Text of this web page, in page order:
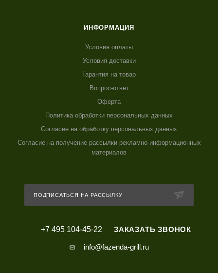
ИНФОРМАЦИЯ
Условия оплаты
Условия доставки
Гарантия на товар
Вопрос-ответ
Оферта
Политика обработки персональных данных
Согласие на обработку персональных данных
Согласие на получение рассылки рекламно-информационных
материалов
ПОДПИСАТЬСЯ НА РАССЫЛКУ
+7 495 104-45-22 ЗАКАЗАТЬ ЗВОНОК
info@fazenda-grill.ru